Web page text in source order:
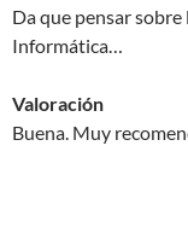
Da que pensar
Informática…
Valoración
Buena. Muy